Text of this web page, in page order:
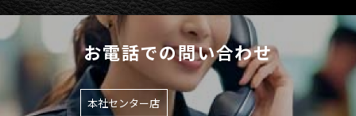
お電話での問い合わせ
本社センター店